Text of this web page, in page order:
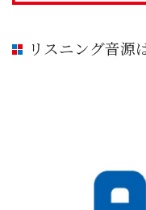
リスニング音源